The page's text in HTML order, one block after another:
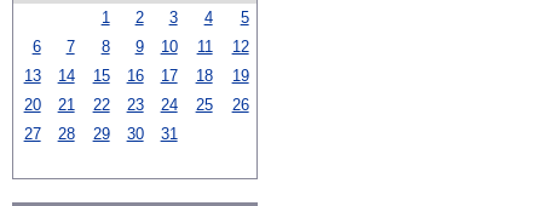
1
2 3 4
5
6
7 8 9 10 11
12
13
14 15 16 17 18
19
20
21 22 23 24 25
26
27
28 29 30 31